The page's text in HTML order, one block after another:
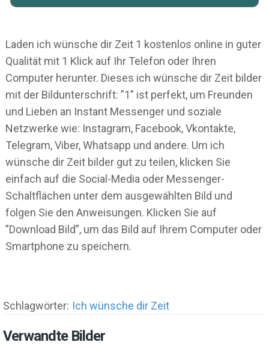
Laden ich wünsche dir Zeit 1 kostenlos online in guter
Qualität mit 1 Klick auf Ihr Telefon oder Ihren
Computer herunter. Dieses ich wünsche dir Zeit bilder
mit der Bildunterschrift: ”1” ist perfekt, um Freunden
und Lieben an Instant Messenger und soziale
Netzwerke wie: Instagram, Facebook, Vkontakte,
Telegram, Viber, Whatsapp und andere. Um ich
wünsche dir Zeit bilder gut zu teilen, klicken Sie
einfach auf die Social-Media oder Messenger-
Schaltflächen unter dem ausgewählten Bild und
folgen Sie den Anweisungen. Klicken Sie auf
”Download Bild”, um das Bild auf Ihrem Computer oder
Smartphone zu speichern.
Schlagwörter: Ich wünsche dir Zeit
Verwandte Bilder